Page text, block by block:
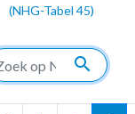
(NHG-Tabel 45)
search